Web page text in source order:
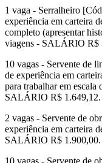
1 vaga - Serralheiro
experiência em carteira
completo (apresentar
viagens - SALÁRIO R$
10 vagas - Servente de
de experiência em
para trabalhar em
SALÁRIO R$ 1.649,12.
2 vagas - Servente de
experiência em carteira
SALÁRIO R$ 1.900,00.
10 vagas - Servente de